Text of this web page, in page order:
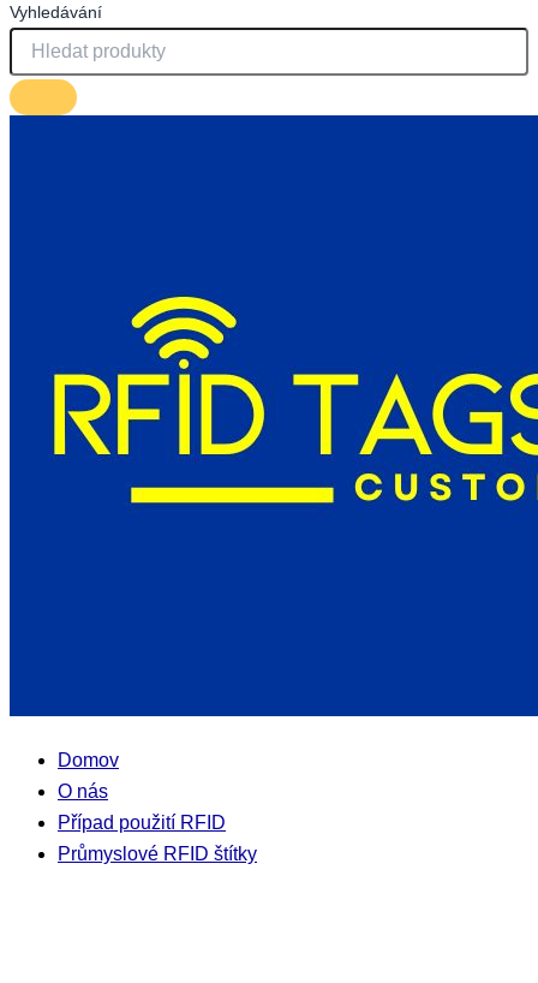
Vyhledávání
Domov
O nás
Případ použití RFID
Průmyslové RFID štítky